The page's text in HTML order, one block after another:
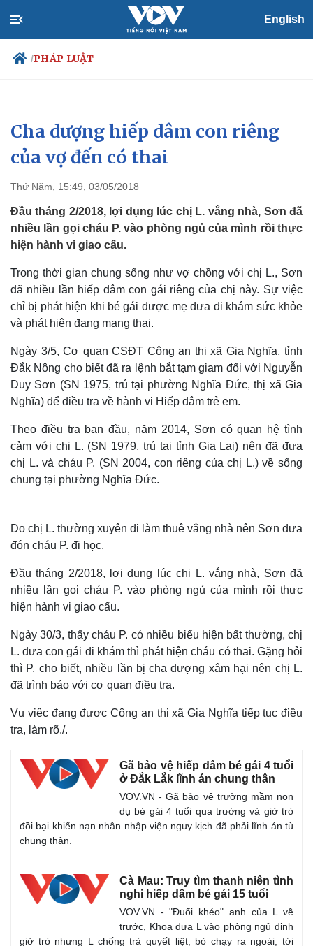
English
/PHÁP LUẬT
Chính trị
Đảng
Tổ chức nhân sự
Nhận diện sự thật
Xã hội
Việc làm
Biển đảo
Cha dượng hiếp dâm con riêng
của vợ đến có thai
Thứ Năm, 15:49, 03/05/2018
Đầu tháng 2/2018, lợi dụng lúc chị L. vắng nhà, Sơn đã
nhiều lần gọi cháu P. vào phòng ngủ của mình rồi thực
hiện hành vi giao cấu.
Trong thời gian chung sống như vợ chồng với chị L., Sơn
đã nhiều lần hiếp dâm con gái riêng của chị này. Sự việc
chỉ bị phát hiện khi bé gái được mẹ đưa đi khám sức khỏe
và phát hiện đang mang thai.
Ngày 3/5, Cơ quan CSĐT Công an thị xã Gia Nghĩa, tỉnh
Đắk Nông cho biết đã ra lệnh bắt tạm giam đối với Nguyễn
Duy Sơn (SN 1975, trú tại phường Nghĩa Đức, thị xã Gia
Nghĩa) để điều tra về hành vi Hiếp dâm trẻ em.
Theo điều tra ban đầu, năm 2014, Sơn có quan hệ tình
cảm với chị L. (SN 1979, trú tại tỉnh Gia Lai) nên đã đưa
chị L. và cháu P. (SN 2004, con riêng của chị L.) về sống
chung tại phường Nghĩa Đức.
Do chị L. thường xuyên đi làm thuê vắng nhà nên Sơn đưa
đón cháu P. đi học.
Đầu tháng 2/2018, lợi dụng lúc chị L. vắng nhà, Sơn đã
nhiều lần gọi cháu P. vào phòng ngủ của mình rồi thực
hiện hành vi giao cấu.
Ngày 30/3, thấy cháu P. có nhiều biểu hiện bất thường, chị
L. đưa con gái đi khám thì phát hiện cháu có thai. Gặng hỏi
thì P. cho biết, nhiều lần bị cha dượng xâm hại nên chị L.
đã trình báo với cơ quan điều tra.
Vụ việc đang được Công an thị xã Gia Nghĩa tiếp tục điều
tra, làm rõ./.
Gã bảo vệ hiếp dâm bé gái 4 tuổi
ở Đắk Lắk lĩnh án chung thân
VOV.VN - Gã bảo vệ trường mầm non
dụ bé gái 4 tuổi qua trường và giở trò
đồi bại khiến nạn nhân nhập viện nguy kịch đã phải lĩnh án tù
chung thân.
Cà Mau: Truy tìm thanh niên tình
nghi hiếp dâm bé gái 15 tuổi
VOV.VN - "Đuổi khéo" anh của L về
trước, Khoa đưa L vào phòng ngủ định
giở trò nhưng L chống trả quyết liệt, bỏ chạy ra ngoài, tới